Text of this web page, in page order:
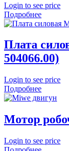
Login to see price
Подробнее
Плата
504066.00)
Login to see price
Подробнее
Мотор
Login to see price